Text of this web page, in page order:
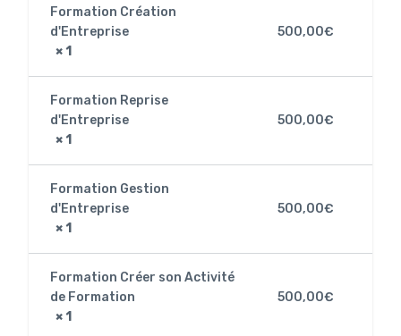
Formation Création
d'Entreprise
× 1
500,00€
Formation Reprise
d'Entreprise
× 1
500,00€
Formation Gestion
d'Entreprise
× 1
500,00€
Formation Créer son Activité
de Formation
× 1
500,00€